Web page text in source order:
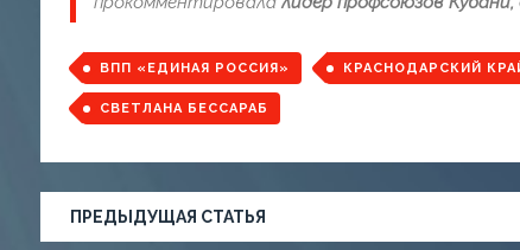
ВПП «ЕДИНАЯ РОССИЯ» КРАСНОДАРСКИЙ
СВЕТЛАНА БЕССАРАБ
ПРЕДЫДУЩАЯ СТАТЬЯ